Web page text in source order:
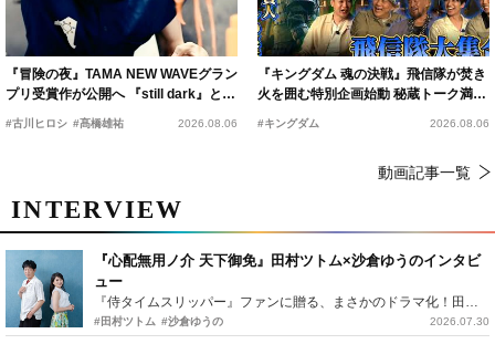
『冒険の夜』TAMA NEW WAVEグラン
プリ受賞作が公開へ 『still dark』と同
時上映決定
#古川ヒロシ #髙橋雄祐 2026.08.06
『キングダム 魂の決戦』飛信隊が焚き
火を囲む特別企画始動 秘蔵トーク満載
の“キングダムキャンプ”開催
#キングダム 2026.08.06
動画記事一覧
INTERVIEW
『心配無用ノ介 天下御免』田村ツトム×沙倉ゆうのインタビ
ュー
『侍タイムスリッパー』ファンに贈る、まさかのドラマ化！田村ツトム×沙倉ゆうのが語る『心配無用ノ介』撮影秘話
#田村ツトム #沙倉ゆうの 2026.07.30